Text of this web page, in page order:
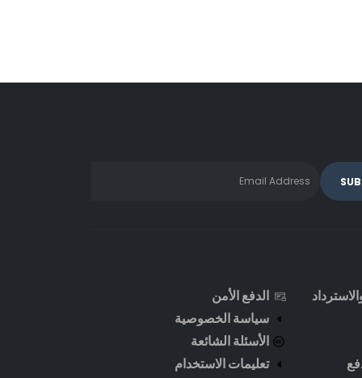
الدفع الأمن
سياسة الخصوصية
الأسئلة الشائعة
تعليمات الاستخدام